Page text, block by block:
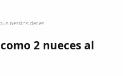
2 nueces al